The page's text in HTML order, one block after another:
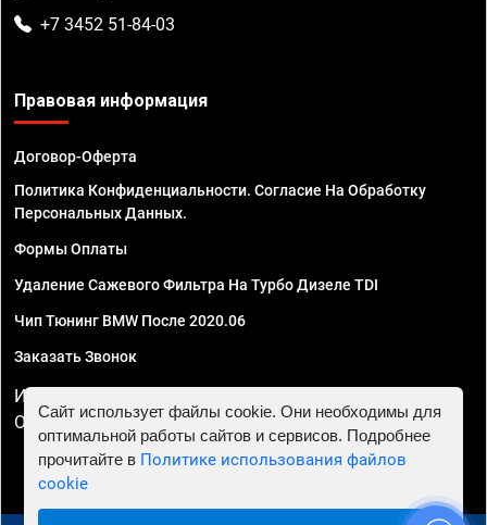
+7 3452 51-84-03
Правовая информация
Договор-Оферта
Политика Конфиденциальности. Согласие На Обработку
Персональных Данных.
Формы Оплаты
Удаление Сажевого Фильтра На Турбо Дизеле TDI
Чип Тюнинг BMW После 2020.06
Заказать Звонок
ИП Смирнов Георгий Павлович. ИНН 781302555843,
ОГРНИП 324470400032610
Сайт использует файлы cookie. Они необходимы для
оптимальной работы сайтов и сервисов. Подробнее
прочитайте в Политике использования файлов
cookie